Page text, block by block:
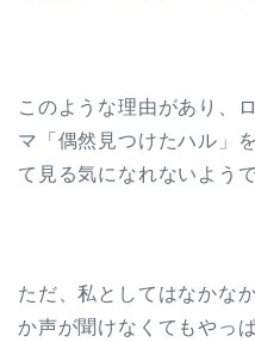
このような理由があり、
マ「偶然見つけたハル」
て見る気になれないようで
ただ、私としてはなかな
か声が聞けなくてもやっ